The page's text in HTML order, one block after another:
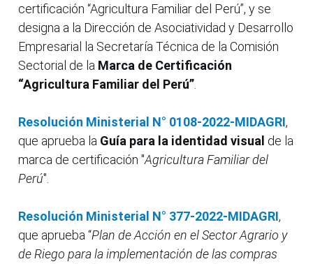
certificación “Agricultura Familiar del Perú”, y se
designa a la Dirección de Asociatividad y Desarrollo
Empresarial la Secretaría Técnica de la Comisión
Sectorial de la Marca de Certificación
“Agricultura Familiar del Perú”
Resolución Ministerial N° 0108-2022-MIDAGRI,
que aprueba la Guía para la identidad visual de la
marca de certificación "Agricultura Familiar del
Perú".
Resolución Ministerial N° 377-2022-MIDAGRI,
que aprueba “Plan de Acción en el Sector Agrario y
de Riego para la implementación de las compras